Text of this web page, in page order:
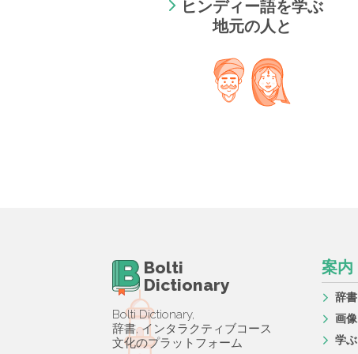
ヒンディー語を学ぶ
地元の人と
Bolti
Dictionary
Bolti Dictionary,
辞書, インタラクティブコース
文化のプラットフォーム
案内
辞書
画像
学ぶ